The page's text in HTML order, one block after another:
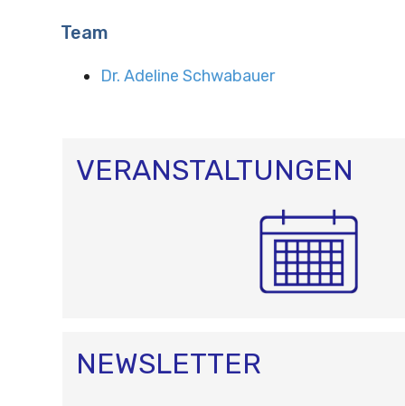
Team
Dr. Adeline Schwabauer
VERANSTALTUNGEN
NEWSLETTER